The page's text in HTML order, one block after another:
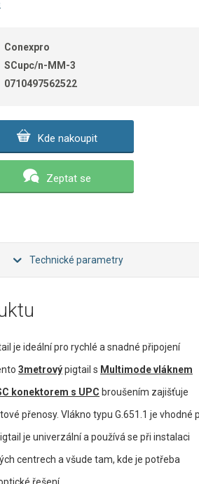
Conexpro
SCupc/n-MM-3
0710497562522
Kde nakoupit
Zeptat se
Technické parametry
je ideální pro rychlé a snadné připojení
3metrovýpigtail s Multimode vláknem
konektorem s UPC broušením zajišťuje
přenosy. Vlákno typu G.651.1 je vhodné
je univerzální a používá se při instalaci
centrech a všude tam, kde je potřeba